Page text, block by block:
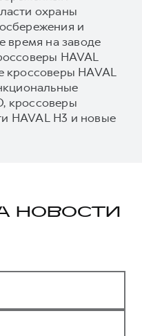
охраны
и
время на заводе
HAVAL
кроссоверы HAVAL
кроссоверы
HAVAL H3 и новые
НОВОСТИ